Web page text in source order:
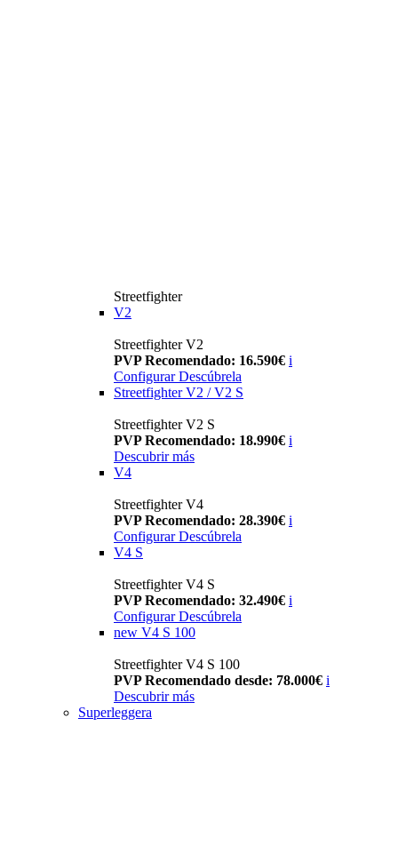
Streetfighter
V2
Streetfighter V2
PVP Recomendado: 16.590€ i
Configurar Descúbrela
Streetfighter V2 / V2 S
Streetfighter V2 S
PVP Recomendado: 18.990€ i
Descubrir más
V4
Streetfighter V4
PVP Recomendado: 28.390€ i
Configurar Descúbrela
V4 S
Streetfighter V4 S
PVP Recomendado: 32.490€ i
Configurar Descúbrela
new V4 S 100
Streetfighter V4 S 100
PVP Recomendado desde: 78.000€ i
Descubrir más
Superleggera